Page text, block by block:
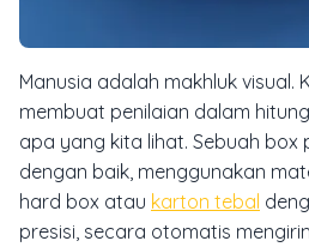
Manusia adalah makhluk visual.
membuat penilaian dalam
apa yang kita lihat. Sebuah
dengan baik, menggunakan
hard box atau karton tebal
presisi, secara otomatis